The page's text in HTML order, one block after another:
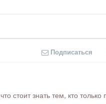
Подписаться
стоит знать тем, кто только